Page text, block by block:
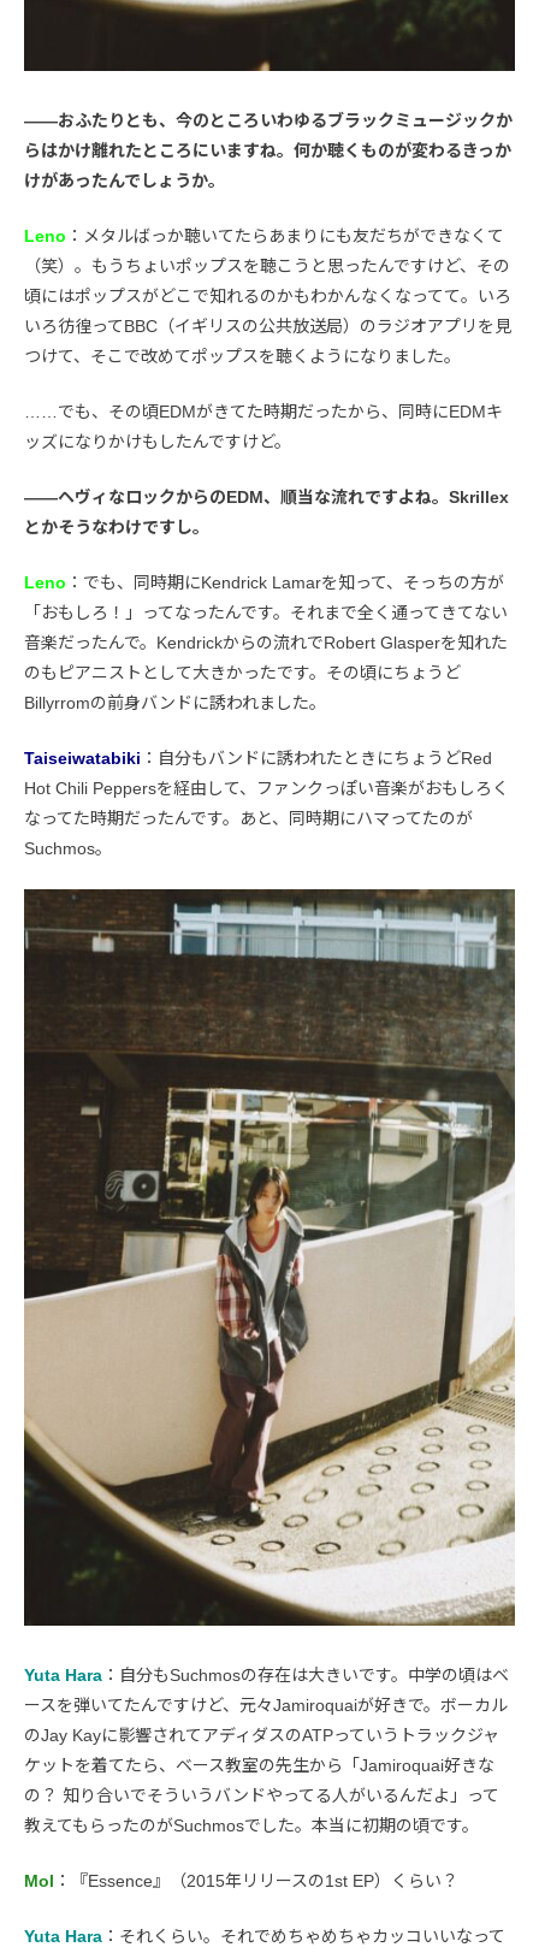
――おふたりとも、今のところいわゆるブラックミュージックか
らはかけ離れたところにいますね。何か聴くものが変わるきっか
けがあったんでしょうか。
Leno ：メタルばっか聴いてたらあまりにも友だちができなくて
（笑）。もうちょいポップスを聴こうと思ったんですけど、その
頃にはポップスがどこで知れるのかもわかんなくなってて。いろ
いろ彷徨ってBBC（イギリスの公共放送局）のラジオアプリを見
つけて、そこで改めてポップスを聴くようになりました。
……でも、その頃EDMがきてた時期だったから、同時にEDMキ
ッズになりかけもしたんですけど。
――ヘヴィなロックからのEDM、順当な流れですよね。Skrillex
とかそうなわけですし。
Leno ：でも、同時期にKendrick Lamarを知って、そっちの方が
「おもしろ！」ってなったんです。それまで全く通ってきてない
音楽だったんで。Kendrickからの流れでRobert Glasperを知れた
のもピアニストとして大きかったです。その頃にちょうど
Billyrromの前身バンドに誘われました。
Taiseiwatabiki ：自分もバンドに誘われたときにちょうどRed
Hot Chili Peppersを経由して、ファンクっぽい音楽がおもしろく
なってた時期だったんです。あと、同時期にハマってたのが
Suchmos。
Yuta Hara ：自分もSuchmosの存在は大きいです。中学の頃はベ
ースを弾いてたんですけど、元々Jamiroquaiが好きで。ボーカル
のJay Kayに影響されてアディダスのATPっていうトラックジャ
ケットを着てたら、ベース教室の先生から「Jamiroquai好きな
の？ 知り合いでそういうバンドやってる人がいるんだよ」って
教えてもらったのがSuchmosでした。本当に初期の頃です。
Mol ：『Essence』（2015年リリースの1st EP）くらい？
Yuta Hara ：それくらい。それでめちゃめちゃカッコいいなって